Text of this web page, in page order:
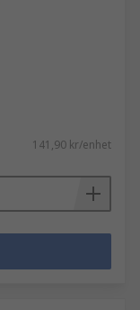
141,90 kr/enhet